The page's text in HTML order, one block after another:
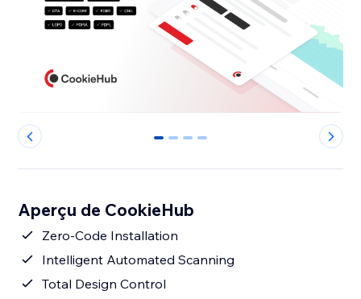
0 1 2 3
Aperçu de CookieHub
Zero-Code Installation
Intelligent Automated Scanning
Total Design Control